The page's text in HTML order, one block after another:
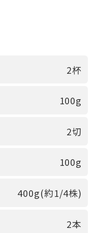
2杯
100g
2切
100g
400g(約1/4株)
2本